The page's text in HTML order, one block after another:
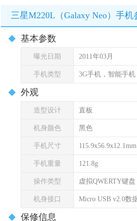
三星M220L（Galaxy Neo）手机
基本参数
曝光日期 2011年03月
手机类型 3G手机，智能手机
外观
造型设计 直板
机身颜色 黑色
手机尺寸 115.9x56.9x12.1mm
手机重量 121.8g
操作类型 虚拟QWERTY键盘
机身接口 Micro USB v2.0数
保修信息